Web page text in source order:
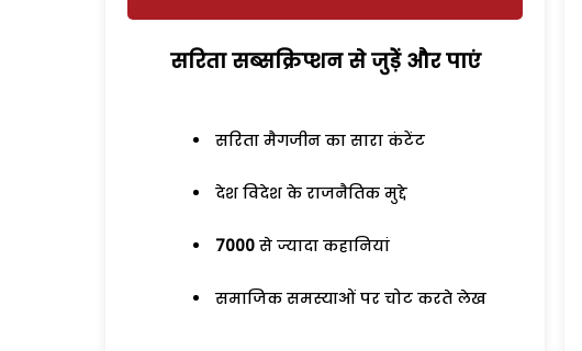
सरिता सब्सक्रिप्शन से जुड़ेें और पाएं
सरिता मैगजीन का सारा कंटेंट
देश विदेश के राजनैतिक मुद्दे
7000 से ज्यादा कहानियां
समाजिक समस्याओं पर चोट करते लेख